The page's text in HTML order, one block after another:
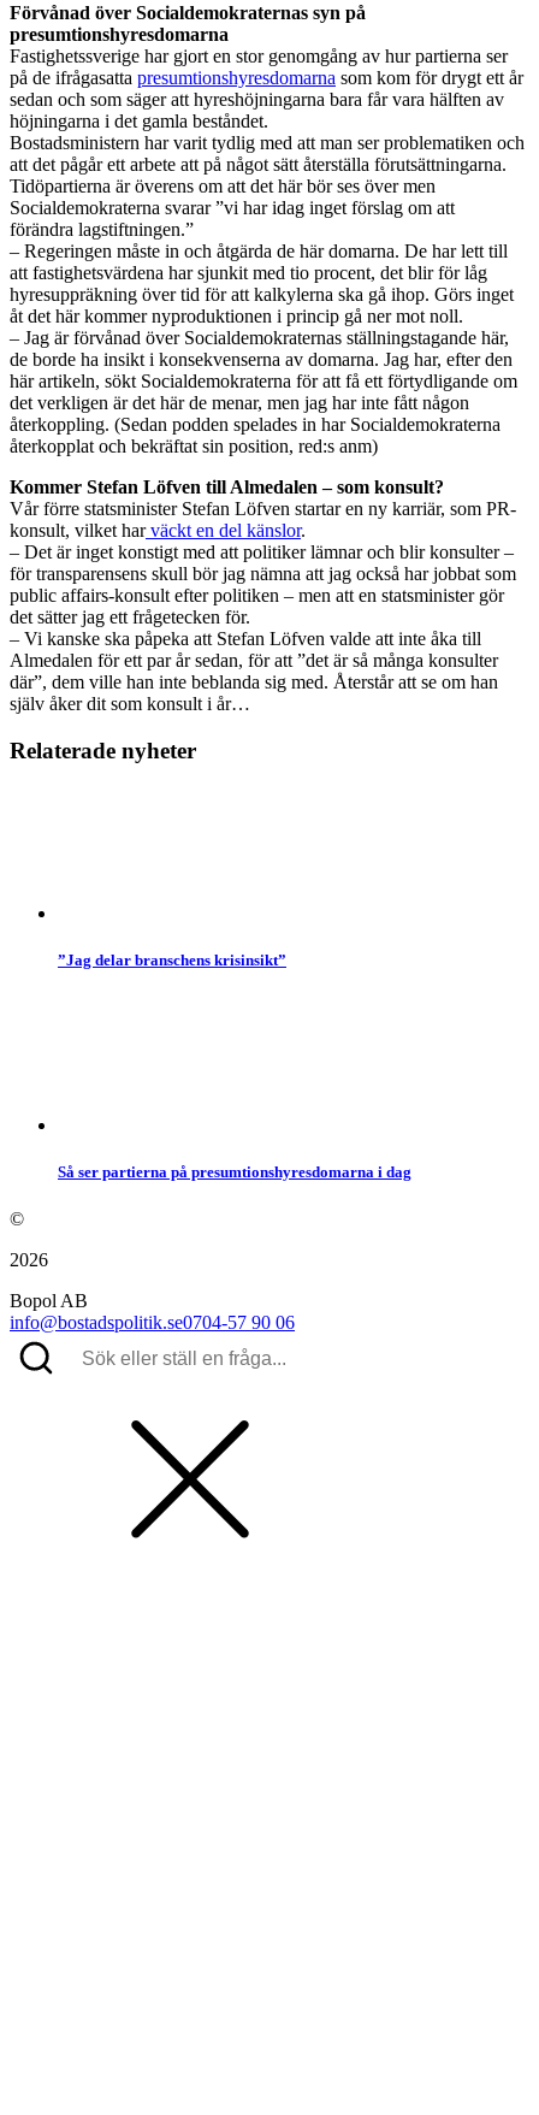
Förvånad över Socialdemokraternas syn på
presumtionshyresdomarna
Fastighetssverige har gjort en stor genomgång av hur partierna ser
på de ifrågasatta presumtionshyresdomarna som kom för drygt ett år
sedan och som säger att hyreshöjningarna bara får vara hälften av
höjningarna i det gamla beståndet.
Bostadsministern har varit tydlig med att man ser problematiken och
att det pågår ett arbete att på något sätt återställa förutsättningarna.
Tidöpartierna är överens om att det här bör ses över men
Socialdemokraterna svarar ”vi har idag inget förslag om att
förändra lagstiftningen.”
– Regeringen måste in och åtgärda de här domarna. De har lett till
att fastighetsvärdena har sjunkit med tio procent, det blir för låg
hyresuppräkning över tid för att kalkylerna ska gå ihop. Görs inget
åt det här kommer nyproduktionen i princip gå ner mot noll.
– Jag är förvånad över Socialdemokraternas ställningstagande här,
de borde ha insikt i konsekvenserna av domarna. Jag har, efter den
här artikeln, sökt Socialdemokraterna för att få ett förtydligande om
det verkligen är det här de menar, men jag har inte fått någon
återkoppling. (Sedan podden spelades in har Socialdemokraterna
återkopplat och bekräftat sin position, red:s anm)
Kommer Stefan Löfven till Almedalen – som konsult?
Vår förre statsminister Stefan Löfven startar en ny karriär, som PR-
konsult, vilket harväckt en del känslor.
– Det är inget konstigt med att politiker lämnar och blir konsulter –
för transparensens skull bör jag nämna att jag också har jobbat som
public affairs-konsult efter politiken – men att en statsminister gör
det sätter jag ett frågetecken för.
– Vi kanske ska påpeka att Stefan Löfven valde att inte åka till
Almedalen för ett par år sedan, för att ”det är så många konsulter
där”, dem ville han inte beblanda sig med. Återstår att se om han
själv åker dit som konsult i år…
Relaterade nyheter
”Jag delar branschens krisinsikt”
Så ser partierna på presumtionshyresdomarna i dag
©
2026
Bopol AB
info@bostadspolitik.se0704-57 90 06